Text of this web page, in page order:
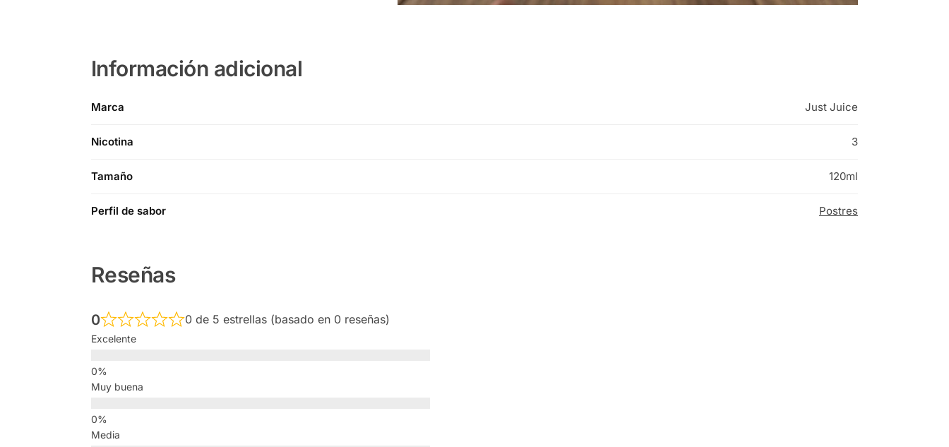
Información adicional
Marca Just Juice
Nicotina 3
Tamaño 120ml
Perfil de sabor Postres
Reseñas
0 0 de 5 estrellas (basado en 0 reseñas)
Excelente
Muy buena
Media